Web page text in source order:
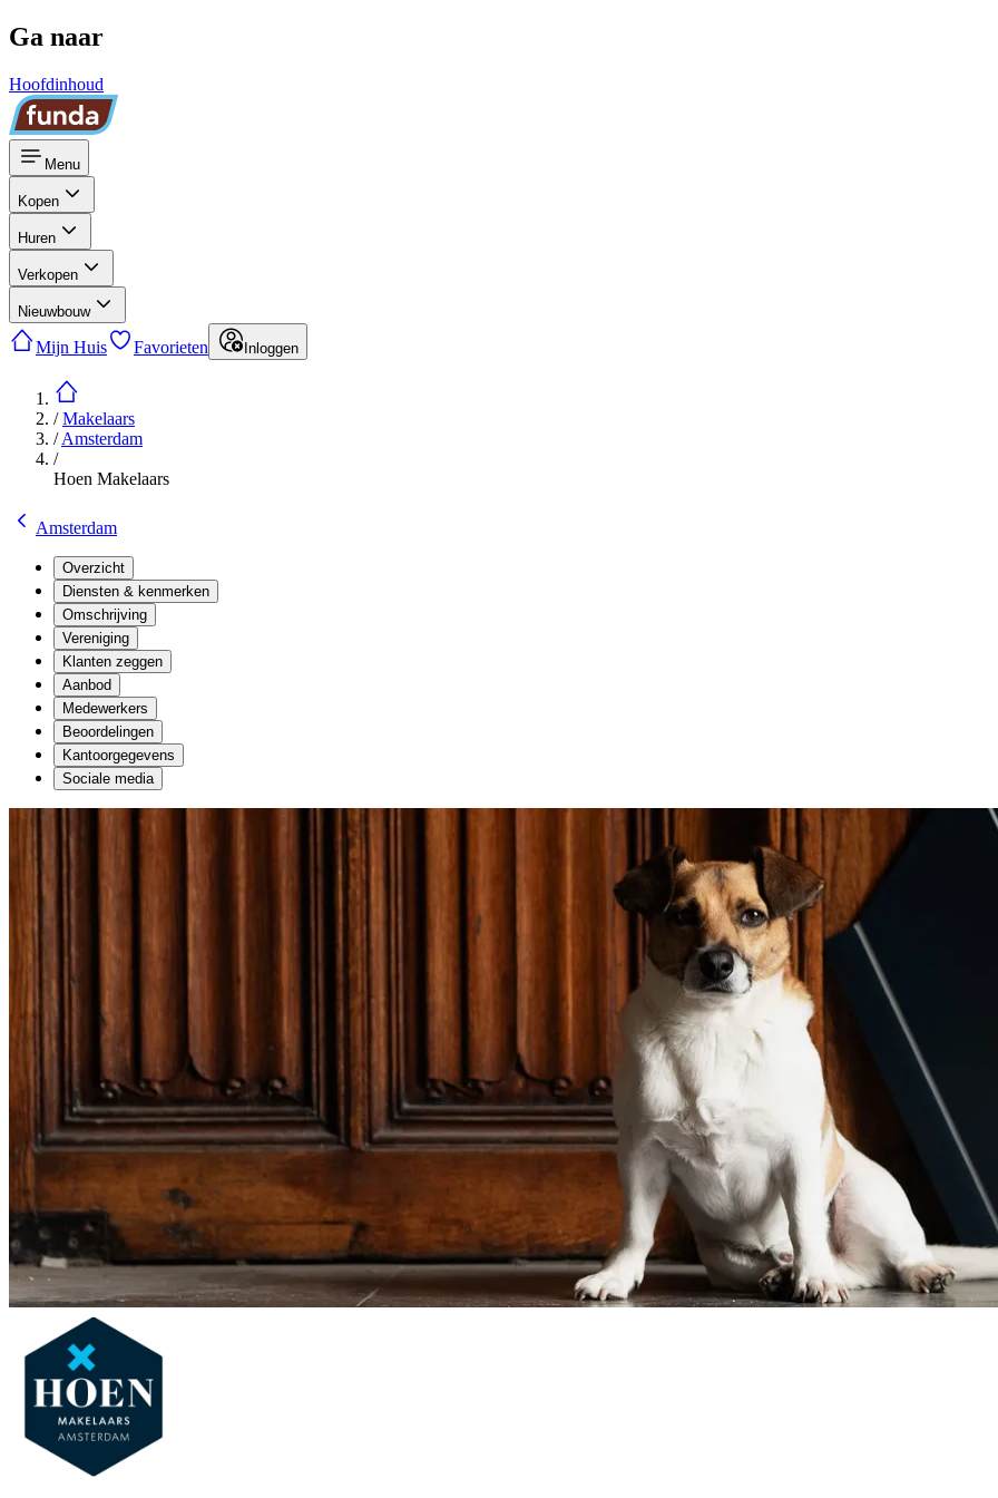
Ga naar
Hoofdinhoud
Menu
Kopen
Huren
Verkopen
Nieuwbouw
Mijn Huis Favorieten Inloggen
/Makelaars
/Amsterdam
/
Hoen Makelaars
Amsterdam
Overzicht
Diensten & kenmerken
Omschrijving
Vereniging
Klanten zeggen
Aanbod
Medewerkers
Beoordelingen
Kantoorgegevens
Sociale media